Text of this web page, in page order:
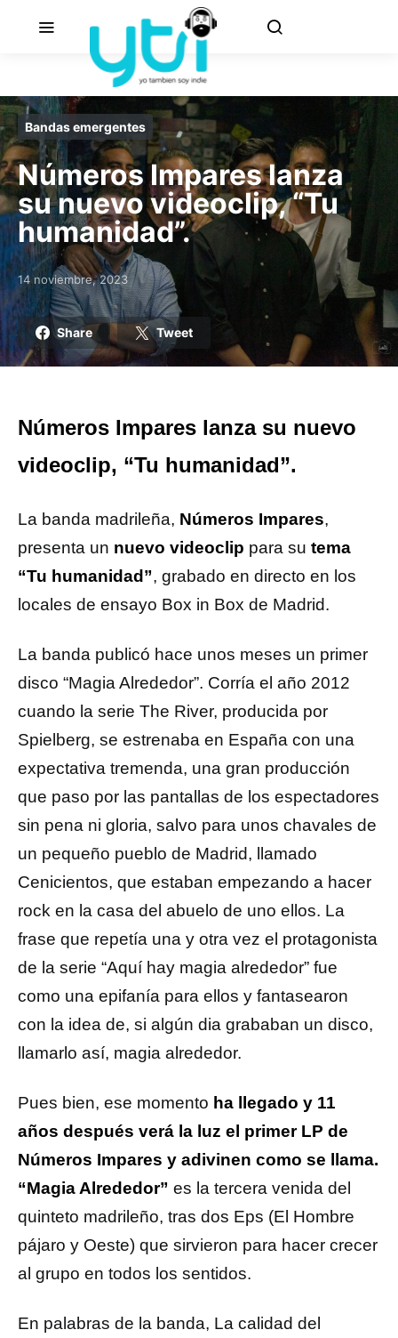
Bandas emergentes
Números Impares lanza
su nuevo videoclip, “Tu
humanidad”.
Posted on
14 noviembre, 2023
Share Tweet
Números Impares lanza su nuevo
videoclip, “Tu humanidad”.
La banda madrileña, Números Impares,
presenta un nuevo videoclip para su tema
“Tu humanidad”, grabado en directo en los
locales de ensayo Box in Box de Madrid.
La banda publicó hace unos meses un primer
disco “Magia Alrededor”. Corría el año 2012
cuando la serie The River, producida por
Spielberg, se estrenaba en España con una
expectativa tremenda, una gran producción
que paso por las pantallas de los espectadores
sin pena ni gloria, salvo para unos chavales de
un pequeño pueblo de Madrid, llamado
Cenicientos, que estaban empezando a hacer
rock en la casa del abuelo de uno ellos. La
frase que repetía una y otra vez el protagonista
de la serie “Aquí hay magia alrededor” fue
como una epifanía para ellos y fantasearon
con la idea de, si algún dia grababan un disco,
llamarlo así, magia alrededor.
Pues bien, ese momento ha llegado y 11
años después verá la luz el primer LP de
Números Impares y adivinen como se llama.
“Magia Alrededor” es la tercera venida del
quinteto madrileño, tras dos Eps (El Hombre
pájaro y Oeste) que sirvieron para hacer crecer
al grupo en todos los sentidos.
En palabras de la banda, La calidad del